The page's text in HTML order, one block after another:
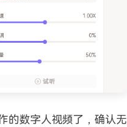
的数字人视频了，确认无